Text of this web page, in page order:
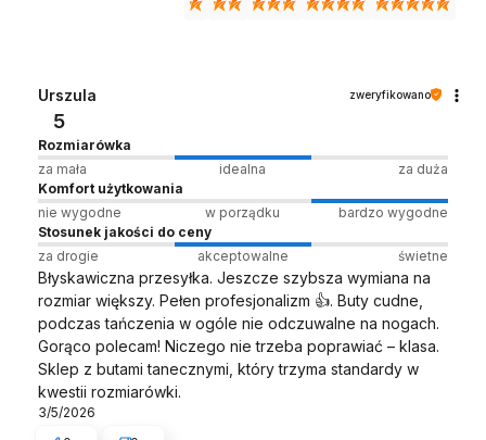
Urszula zweryfikowano
5
Rozmiarówka
za mała
idealna
za duża
Komfort użytkowania
nie wygodne
w porządku
bardzo wygodne
Stosunek jakości do ceny
za drogie
akceptowalne świetne
Błyskawiczna przesyłka. Jeszcze szybsza wymiana na
rozmiar większy. Pełen profesjonalizm 👍️. Buty cudne,
podczas tańczenia w ogóle nie odczuwalne na nogach.
Gorąco polecam! Niczego nie trzeba poprawiać – klasa.
Sklep z butami tanecznymi, który trzyma standardy w
kwestii rozmiarówki.
3/5/2026